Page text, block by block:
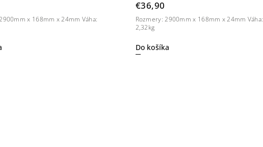
x 168mm x 24mm Váha:
€36,90
Do košíka
Rozmery: 2900mm x 168mm x 24mm Váha:
2,32kg